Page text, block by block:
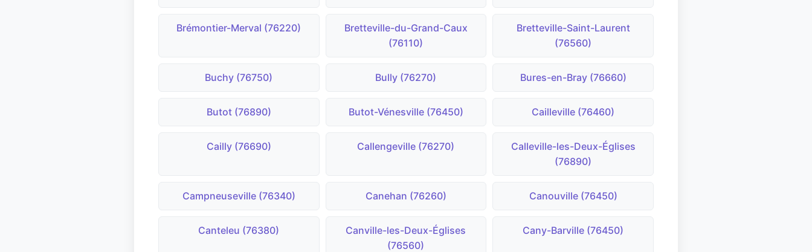
Brémontier-Merval (76220)
Bretteville-du-Grand-Caux
(76110)
Bretteville-Saint-Laurent
(76560)
Buchy (76750) Bully (76270) Bures-en-Bray (76660)
Butot (76890) Butot-Vénesville (76450) Cailleville (76460)
Cailly (76690) Callengeville (76270)
Calleville-les-Deux-Églises
(76890)
Campneuseville (76340) Canehan (76260) Canouville (76450)
Canteleu (76380)
Canville-les-Deux-Églises
(76560)
Cany-Barville (76450)